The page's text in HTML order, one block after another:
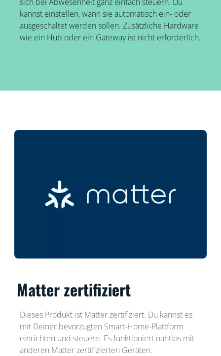
sich bei Abwesenheit ganz einfach steuern. Du
kannst einstellen, wann sie automatisch ein- oder
ausgeschaltet werden sollen. Zusätzliche Hardware
wie ein Hub oder ein Gateway ist nicht erforderlich.
Matter zertifiziert
Dieses Produkt ist Matter zertifiziert. Du kannst es
mit Deiner bevorzugten Smart-Home-Plattform
einrichten und steuern. Es funktioniert nahtlos mit
anderen Matter zertifizierten Geräten.